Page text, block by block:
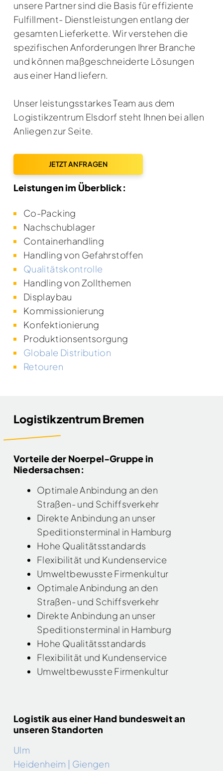
unsere Partner sind die Basis für effiziente
Fulfillment- Dienstleistungen entlang der
gesamten Lieferkette. Wir verstehen die
spezifischen Anforderungen Ihrer Branche
und können maßgeschneiderte Lösungen
aus einer Hand liefern.
Unser leistungsstarkes Team aus dem
Logistikzentrum Elsdorf steht Ihnen bei allen
Anliegen zur Seite.
JETZT ANFRAGEN
Leistungen im Überblick:
Co-Packing
Nachschublager
Containerhandling
Handling von Gefahrstoffen
Qualitätskontrolle
Handling von Zollthemen
Displaybau
Kommissionierung
Konfektionierung
Produktionsentsorgung
Globale Distribution
Retouren
Logistikzentrum Bremen
Vorteile der Noerpel-Gruppe in
Niedersachsen:
Optimale Anbindung an den
Straßen- und Schiffsverkehr
Direkte Anbindung an unser
Speditionsterminal in Hamburg
Hohe Qualitätsstandards
Flexibilität und Kundenservice
Umweltbewusste Firmenkultur
Optimale Anbindung an den
Straßen- und Schiffsverkehr
Direkte Anbindung an unser
Speditionsterminal in Hamburg
Hohe Qualitätsstandards
Flexibilität und Kundenservice
Umweltbewusste Firmenkultur
Logistik aus einer Hand bundesweit an
unseren Standorten
Ulm
Heidenheim | Giengen